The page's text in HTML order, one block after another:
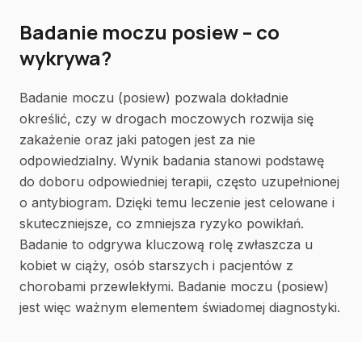
Badanie moczu posiew – co
wykrywa?
Badanie moczu (posiew) pozwala dokładnie
określić, czy w drogach moczowych rozwija się
zakażenie oraz jaki patogen jest za nie
odpowiedzialny. Wynik badania stanowi podstawę
do doboru odpowiedniej terapii, często uzupełnionej
o antybiogram. Dzięki temu leczenie jest celowane i
skuteczniejsze, co zmniejsza ryzyko powikłań.
Badanie to odgrywa kluczową rolę zwłaszcza u
kobiet w ciąży, osób starszych i pacjentów z
chorobami przewlekłymi. Badanie moczu (posiew)
jest więc ważnym elementem świadomej diagnostyki.